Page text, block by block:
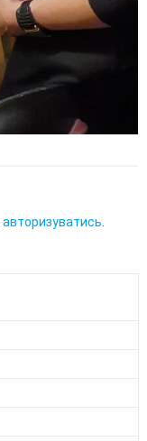
авторизуватись